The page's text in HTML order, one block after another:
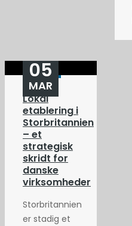
Lokal
etablering i
Storbritannien
– et
strategisk
skridt for
danske
virksomheder
05
MAR
Storbritannien
er stadig et